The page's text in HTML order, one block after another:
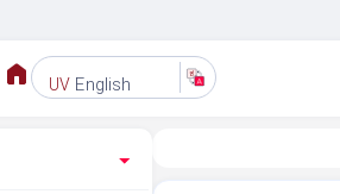
UV English